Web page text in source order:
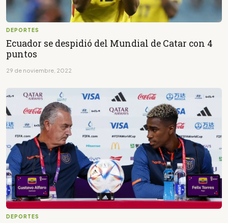
DEPORTES
Ecuador se despidió del Mundial de Catar con 4
puntos
29 de noviembre, 2022
DEPORTES